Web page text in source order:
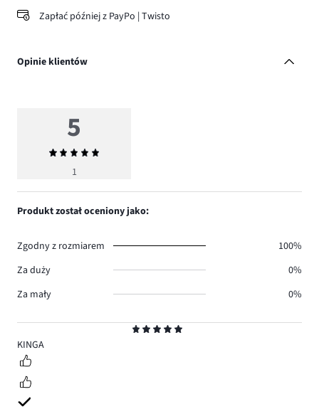
Zapłać później z PayPo | Twisto
Opinie klientów
5
KINGA
5
Średnia
ocena
1
Produkt został oceniony jako:
Zgodny z rozmiarem
100%
Za duży
0%
Za mały
0%